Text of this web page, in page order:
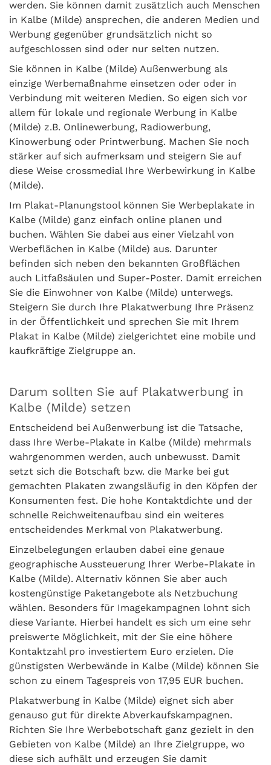
werden. Sie können damit zusätzlich auch Menschen
in Kalbe (Milde) ansprechen, die anderen Medien und
Werbung gegenüber grundsätzlich nicht so
aufgeschlossen sind oder nur selten nutzen.
Sie können in Kalbe (Milde) Außenwerbung als
einzige Werbemaßnahme einsetzen oder oder in
Verbindung mit weiteren Medien. So eigen sich vor
allem für lokale und regionale Werbung in Kalbe
(Milde) z.B. Onlinewerbung, Radiowerbung,
Kinowerbung oder Printwerbung. Machen Sie noch
stärker auf sich aufmerksam und steigern Sie auf
diese Weise crossmedial Ihre Werbewirkung in Kalbe
(Milde).
Im Plakat-Planungstool können Sie Werbeplakate in
Kalbe (Milde) ganz einfach online planen und
buchen. Wählen Sie dabei aus einer Vielzahl von
Werbeflächen in Kalbe (Milde) aus. Darunter
befinden sich neben den bekannten Großflächen
auch Litfaßsäulen und Super-Poster. Damit erreichen
Sie die Einwohner von Kalbe (Milde) unterwegs.
Steigern Sie durch Ihre Plakatwerbung Ihre Präsenz
in der Öffentlichkeit und sprechen Sie mit Ihrem
Plakat in Kalbe (Milde) zielgerichtet eine mobile und
kaufkräftige Zielgruppe an.
Darum sollten Sie auf Plakatwerbung in
Kalbe (Milde) setzen
Entscheidend bei Außenwerbung ist die Tatsache,
dass Ihre Werbe-Plakate in Kalbe (Milde) mehrmals
wahrgenommen werden, auch unbewusst. Damit
setzt sich die Botschaft bzw. die Marke bei gut
gemachten Plakaten zwangsläufig in den Köpfen der
Konsumenten fest. Die hohe Kontaktdichte und der
schnelle Reichweitenaufbau sind ein weiteres
entscheidendes Merkmal von Plakatwerbung.
Einzelbelegungen erlauben dabei eine genaue
geographische Aussteuerung Ihrer Werbe-Plakate in
Kalbe (Milde). Alternativ können Sie aber auch
kostengünstige Paketangebote als Netzbuchung
wählen. Besonders für Imagekampagnen lohnt sich
diese Variante. Hierbei handelt es sich um eine sehr
preiswerte Möglichkeit, mit der Sie eine höhere
Kontaktzahl pro investiertem Euro erzielen. Die
günstigsten Werbewände in Kalbe (Milde) können Sie
schon zu einem Tagespreis von 17,95 EUR buchen.
Plakatwerbung in Kalbe (Milde) eignet sich aber
genauso gut für direkte Abverkaufskampagnen.
Richten Sie Ihre Werbebotschaft ganz gezielt in den
Gebieten von Kalbe (Milde) an Ihre Zielgruppe, wo
diese sich aufhält und erzeugen Sie damit